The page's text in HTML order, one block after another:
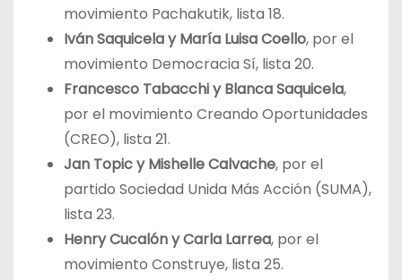
movimiento Pachakutik, lista 18.
Iván Saquicela y María Luisa Coello, por el
movimiento Democracia Sí, lista 20.
Francesco Tabacchi y Blanca Saquicela,
por el movimiento Creando Oportunidades
(CREO), lista 21.
Jan Topic y Mishelle Calvache, por el
partido Sociedad Unida Más Acción (SUMA),
lista 23.
Henry Cucalón y Carla Larrea, por el
movimiento Construye, lista 25.